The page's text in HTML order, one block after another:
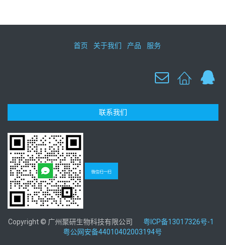
首页 关于我们 产品 服务
联系我们
微信扫一扫
Copyright © 广州聚研生物科技有限公司 粤ICP备13017326号-1
粤公网安备44010402003194号